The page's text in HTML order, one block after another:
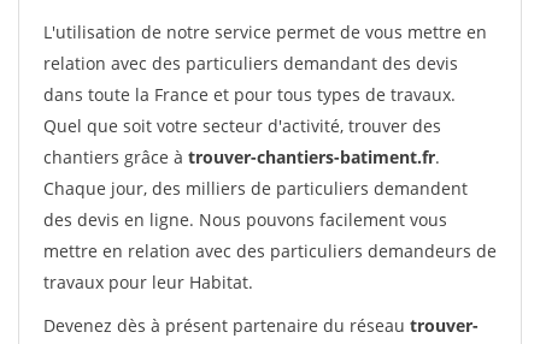
L'utilisation de notre service permet de vous mettre en
relation avec des particuliers demandant des devis
dans toute la France et pour tous types de travaux.
Quel que soit votre secteur d'activité, trouver des
chantiers grâce à trouver-chantiers-batiment.fr.
Chaque jour, des milliers de particuliers demandent
des devis en ligne. Nous pouvons facilement vous
mettre en relation avec des particuliers demandeurs de
travaux pour leur Habitat.
Devenez dès à présent partenaire du réseau trouver-